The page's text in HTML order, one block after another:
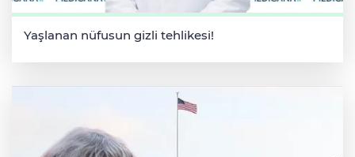
Yaşlanan nüfusun gizli tehlikesi!